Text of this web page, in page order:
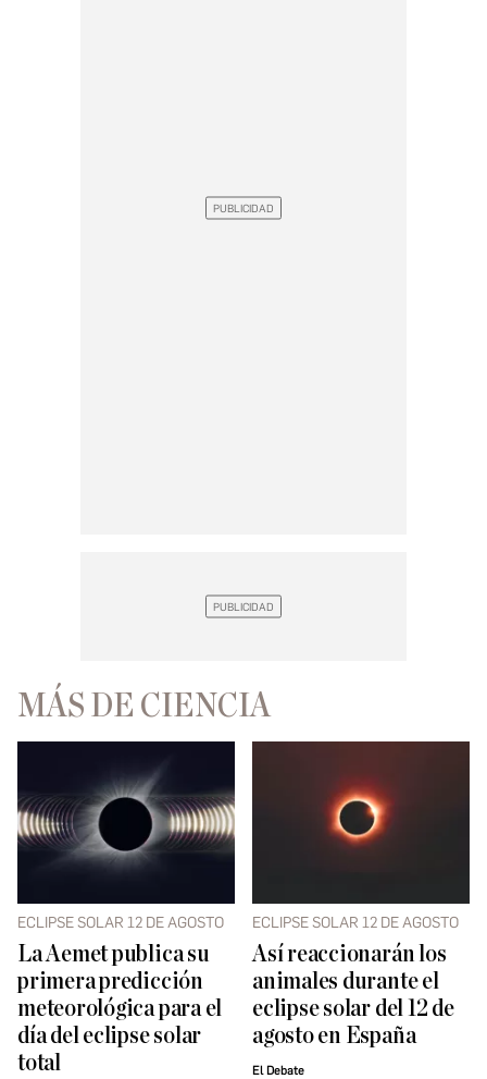
MÁS DE CIENCIA
ECLIPSE SOLAR 12 DE AGOSTO
La Aemet publica su
primera predicción
meteorológica para el
día del eclipse solar
total
ECLIPSE SOLAR 12 DE AGOSTO
Así reaccionarán los
animales durante el
eclipse solar del 12 de
agosto en España
El Debate